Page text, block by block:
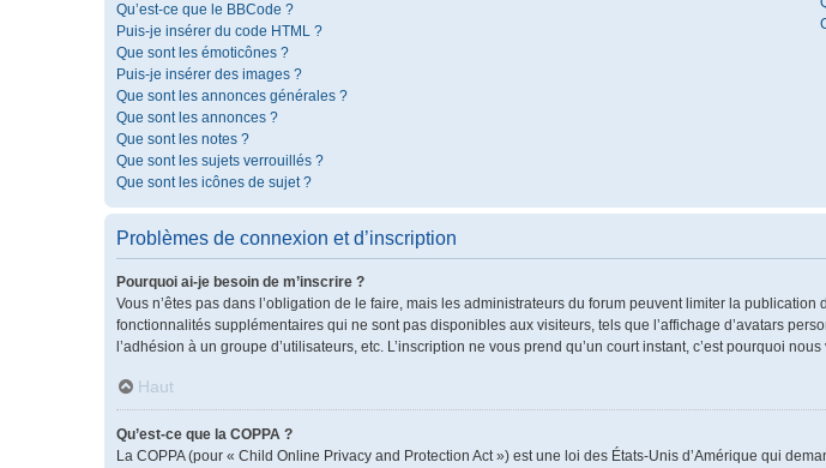
Qu’est-ce que le BBCode ?
Puis-je insérer du code HTML ?
Que sont les émoticônes ?
Puis-je insérer des images ?
Que sont les annonces générales ?
Que sont les annonces ?
Que sont les notes ?
Que sont les sujets verrouillés ?
Que sont les icônes de sujet ?
Problèmes de connexion et d’inscription
Pourquoi ai-je besoin de m’inscrire ?
Vous n’êtes pas dans l’obligation de le faire, mais les administrateurs du forum peuvent limiter la
fonctionnalités supplémentaires qui ne sont pas disponibles aux visiteurs, tels que l’affichage d’avatars
l’adhésion à un groupe d’utilisateurs, etc. L’inscription ne vous prend qu’un court instant, c’est pourquoi
Haut
Qu’est-ce que la COPPA ?
La COPPA (pour « Child Online Privacy and Protection Act ») est une loi des États-Unis d’Amérique qui